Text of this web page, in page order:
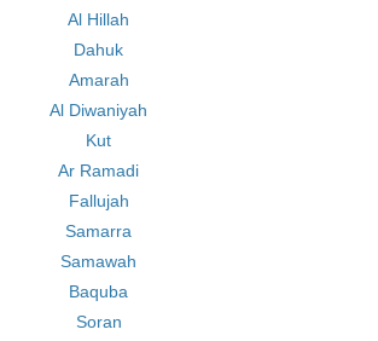
Al Hillah
Dahuk
Amarah
Al Diwaniyah
Kut
Ar Ramadi
Fallujah
Samarra
Samawah
Baquba
Soran